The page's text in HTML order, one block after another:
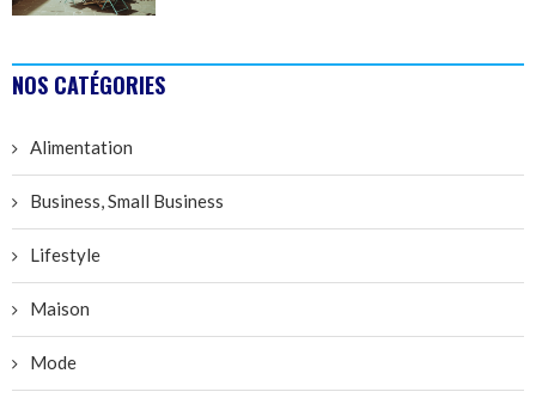
NOS CATÉGORIES
Alimentation
Business, Small Business
Lifestyle
Maison
Mode